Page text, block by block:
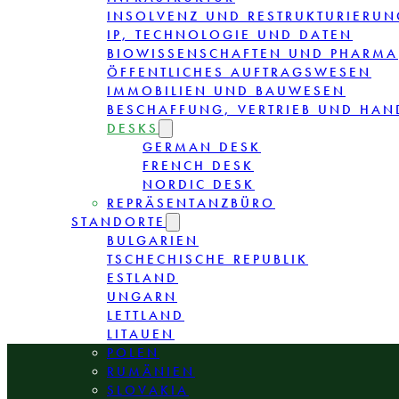
INSOLVENZ UND
IP, TECHNOLOGIE UND DATEN
BIOWISSENSCHAFTEN UND PHARMA
ÖFFENTLICHES AUFTRAGSWESEN
IMMOBILIEN UND BAUWESEN
BESCHAFFUNG, VERTRIEB UND
DESKS
GERMAN DESK
FRENCH DESK
NORDIC DESK
REPRÄSENTANZBÜRO
STANDORTE
BULGARIEN
TSCHECHISCHE REPUBLIK
ESTLAND
UNGARN
LETTLAND
LITAUEN
POLEN
RUMÄNIEN
SLOVAKIA